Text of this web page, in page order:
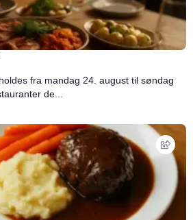
fra mandag 24. august til søndag
de...